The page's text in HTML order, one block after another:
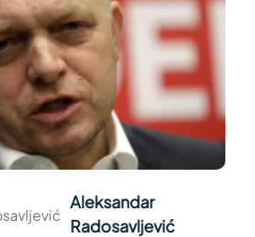
Aleksandar
Radosavljević